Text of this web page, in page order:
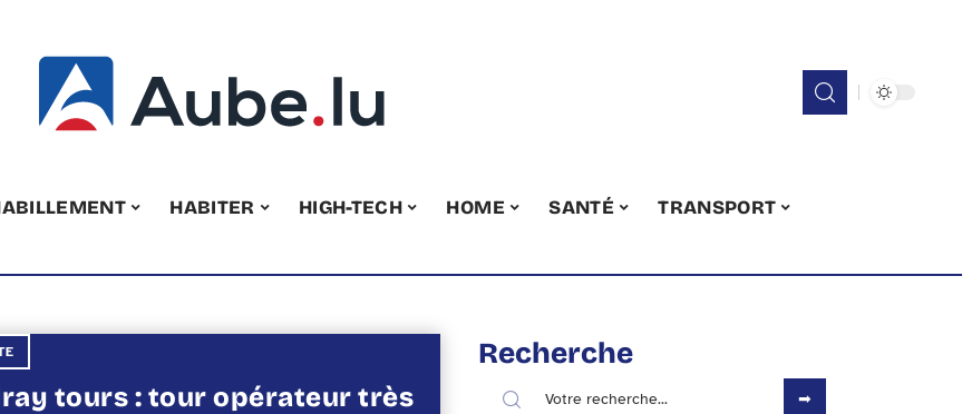
HABITER HIGH-TECH HOME SANTÉ
TRANSPORT
tours : tour opérateur très
Recherche